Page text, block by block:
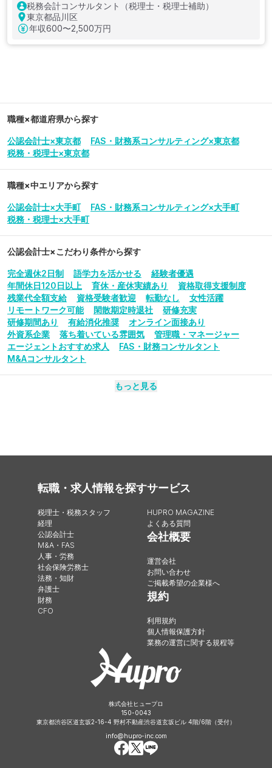
税務会計コンサルタント（税理士・税理士補助）
東京都品川区
年収600〜2,500万円
職種×都道府県から探す
公認会計士×東京都
FAS・財務系コンサルティング×東京都
税務・税理士×東京都
職種×中エリアから探す
公認会計士×大手町
FAS・財務系コンサルティング×大手町
税務・税理士×大手町
公認会計士×こだわり条件から探す
完全週休2日制 語学力を活かせる
経験者優遇
年間休日120日以上
育休・産休実績あり
資格取得支援制度
残業代全額支給
資格受験者歓迎 転勤なし
女性活躍
リモートワーク可能
閑散期定時退社
研修充実
研修期間あり
有給消化推奨
オンライン面接あり
外資系企業
落ち着いている雰囲気
管理職・マネージャー
エージェントおすすめ求人
FAS・財務コンサルタント
M&Aコンサルタント
もっと見る
転職・求人情報を探す
税理士・税務スタッフ
経理
公認会計士
M&A・FAS
人事・労務
社会保険労務士
法務・知財
弁護士
財務
CFO
サービス
HUPRO MAGAZINE
よくある質問
会社概要
運営会社
お問い合わせ
ご掲載希望の企業様へ
規約
利用規約
個人情報保護方針
業務の運営に関する規程等
株式会社ヒュープロ
150-0043
東京都渋谷区道玄坂2-16-4 野村不動産渋谷道玄坂ビル 4階/6階（受付）
info@hupro-inc.com